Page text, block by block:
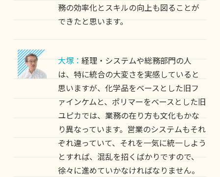
務の効率化とスキルの向上も図ることが
できたと思います。
大塚： 経理・システムや総務部門の人
は、特に統合の大変さを実感していると
思いますが、化学品をベースとした旧フ
ァインケムと、ポリマーをベースとした旧
ユピカでは、業務の在り方も文化もかな
り異なっています。営業のシステムもそれ
ぞれ違っていて、それを一気に統一しよう
とすれば、混乱を招くばかりですので、
徐々に進めていかなければなりません。